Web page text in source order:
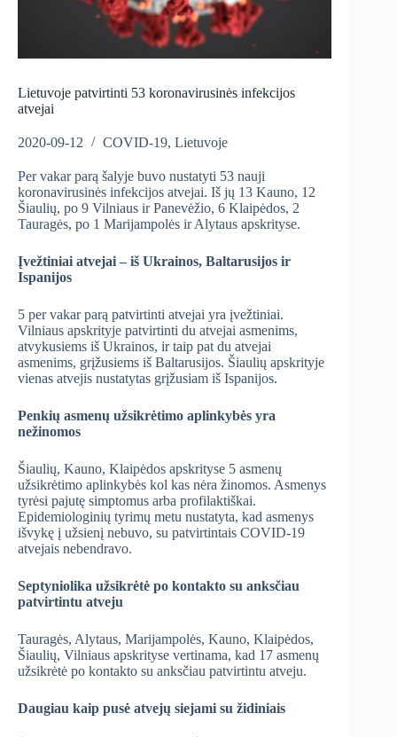
Lietuvoje patvirtinti 53 koronavirusinės infekcijos
atvejai
2020-09-12 COVID-19, Lietuvoje
Per vakar parą šalyje buvo nustatyti 53 nauji
koronavirusinės infekcijos atvejai. Iš jų 13 Kauno, 12
Šiaulių, po 9 Vilniaus ir Panevėžio, 6 Klaipėdos, 2
Tauragės, po 1 Marijampolės ir Alytaus apskrityse.
Įvežtiniai atvejai – iš Ukrainos, Baltarusijos ir
Ispanijos
5 per vakar parą patvirtinti atvejai yra įvežtiniai.
Vilniaus apskrityje patvirtinti du atvejai asmenims,
atvykusiems iš Ukrainos, ir taip pat du atvejai
asmenims, grįžusiems iš Baltarusijos. Šiaulių apskrityje
vienas atvejis nustatytas grįžusiam iš Ispanijos.
Penkių asmenų užsikrėtimo aplinkybės yra
nežinomos
Šiaulių, Kauno, Klaipėdos apskrityse 5 asmenų
užsikrėtimo aplinkybės kol kas nėra žinomos. Asmenys
tyrėsi pajutę simptomus arba profilaktiškai.
Epidemiologinių tyrimų metu nustatyta, kad asmenys
išvykę į užsienį nebuvo, su patvirtintais COVID-19
atvejais nebendravo.
Septyniolika užsikrėtė po kontakto su anksčiau
patvirtintu atveju
Tauragės, Alytaus, Marijampolės, Kauno, Klaipėdos,
Šiaulių, Vilniaus apskrityse vertinama, kad 17 asmenų
užsikrėtė po kontakto su anksčiau patvirtintu atveju.
Daugiau kaip pusė atvejų siejami su židiniais